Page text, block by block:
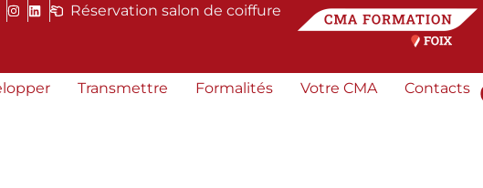
Réservation salon de coiffure
Transmettre Formalités Votre CMA Contacts